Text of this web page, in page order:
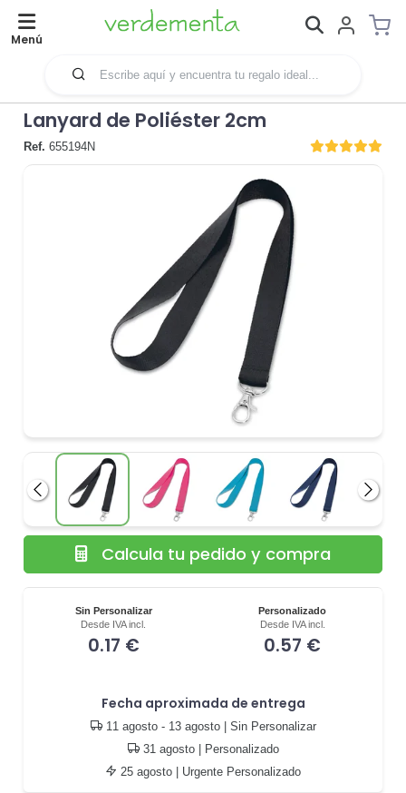
Menú
Lanyard de Poliéster 2cm
Ref. 655194N
Anterior
Sin Personalizar
Desde IVA incl.
0.17 €
Personalizado
Desde IVA incl.
0.57 €
Fecha aproximada de entrega
11 agosto - 13 agosto| Sin Personalizar
31 agosto| Personalizado
25 agosto | Urgente Personalizado
Calcula tu pedido y compra